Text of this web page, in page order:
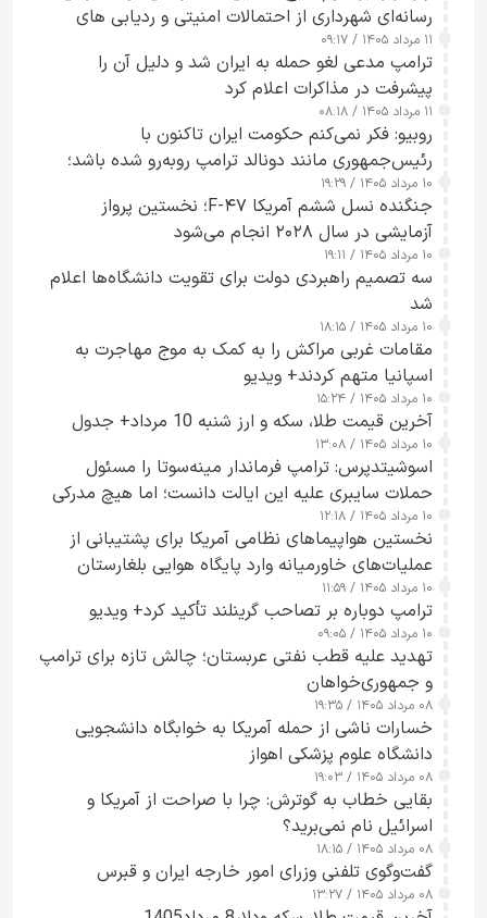
رسانه‌ای شهرداری از احتمالات امنیتی و ردیابی های
جاسوسی گفت
۱۱ مرداد ۱۴۰۵ / ۰۹:۱۷
ترامپ مدعی لغو حمله به ایران شد و دلیل آن را
پیشرفت در مذاکرات اعلام کرد
۱۱ مرداد ۱۴۰۵ / ۰۸:۱۸
روبیو: فکر نمی‌کنم حکومت ایران تاکنون با
رئیس‌جمهوری مانند دونالد ترامپ روبه‌رو شده باشد؛
کسی که واقعاً دست به اقدام می‌زند
۱۰ مرداد ۱۴۰۵ / ۱۹:۲۹
جنگنده نسل ششم آمریکا F-۴۷؛ نخستین پرواز
آزمایشی در سال ۲۰۲۸ انجام می‌شود
۱۰ مرداد ۱۴۰۵ / ۱۹:۱۱
سه تصمیم راهبردی دولت برای تقویت دانشگاه‌ها اعلام
شد
۱۰ مرداد ۱۴۰۵ / ۱۸:۱۵
مقامات غربی مراکش را به کمک به موج مهاجرت به
اسپانیا متهم کردند+ ویدیو
۱۰ مرداد ۱۴۰۵ / ۱۵:۲۴
آخرین قیمت طلا، سکه و ارز شنبه 10 مرداد+ جدول
۱۰ مرداد ۱۴۰۵ / ۱۳:۰۸
اسوشیتدپرس: ترامپ فرماندار مینه‌سوتا را مسئول
حملات سایبری علیه این ایالت دانست؛ اما هیچ مدرکی
ارائه نکرد
۱۰ مرداد ۱۴۰۵ / ۱۲:۱۸
نخستین هواپیماهای نظامی آمریکا برای پشتیبانی از
عملیات‌های خاورمیانه وارد پایگاه هوایی بلغارستان
شدند
۱۰ مرداد ۱۴۰۵ / ۱۱:۵۹
ترامپ دوباره بر تصاحب گرینلند تأکید کرد+ ویدیو
۱۰ مرداد ۱۴۰۵ / ۰۹:۰۵
تهدید علیه قطب نفتی عربستان؛ چالش تازه برای ترامپ
و جمهوری‌خواهان
۰۸ مرداد ۱۴۰۵ / ۱۹:۳۵
خسارات ناشی از حمله آمریکا به خوابگاه دانشجویی
دانشگاه علوم پزشکی اهواز
۰۸ مرداد ۱۴۰۵ / ۱۹:۰۳
بقایی خطاب به گوترش: چرا با صراحت از آمریکا و
اسرائیل نام نمی‌برید؟
۰۸ مرداد ۱۴۰۵ / ۱۸:۱۵
گفت‌وگوی تلفنی وزرای امور خارجه ایران و قبرس
۰۸ مرداد ۱۴۰۵ / ۱۳:۲۷